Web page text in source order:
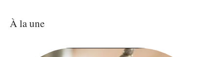
À la une